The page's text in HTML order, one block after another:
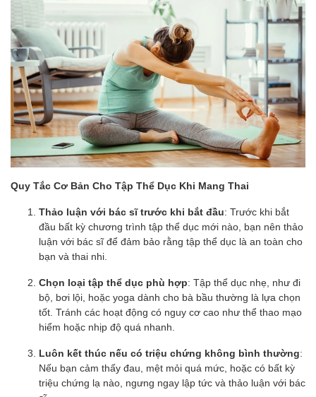
Quy Tắc Cơ Bản Cho Tập Thể Dục Khi Mang Thai
Thảo luận với bác sĩ trước khi bắt đầu: Trước khi bắt
đầu bất kỳ chương trình tập thể dục mới nào, bạn nên thảo
luận với bác sĩ để đảm bảo rằng tập thể dục là an toàn cho
bạn và thai nhi.
Chọn loại tập thể dục phù hợp: Tập thể dục nhẹ, như đi
bộ, bơi lội, hoặc yoga dành cho bà bầu thường là lựa chọn
tốt. Tránh các hoạt động có nguy cơ cao như thể thao mạo
hiểm hoặc nhịp độ quá nhanh.
Luôn kết thúc nếu có triệu chứng không bình thường:
Nếu bạn cảm thấy đau, mệt mỏi quá mức, hoặc có bất kỳ
triệu chứng lạ nào, ngưng ngay lập tức và thảo luận với bác